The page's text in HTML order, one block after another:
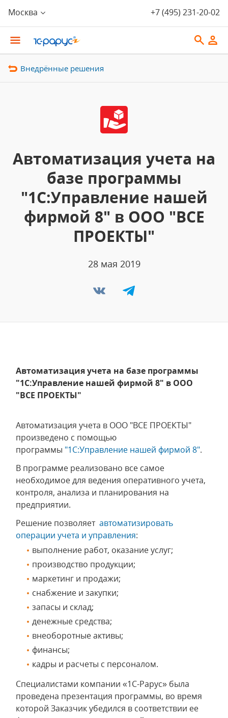
Москва +7 (495) 231-20-02
Внедрённые решения
Автоматизация учета на
базе программы
"1С:Управление нашей
фирмой 8" в ООО "ВСЕ
ПРОЕКТЫ"
28 мая 2019
Автоматизация учета на базе программы
"1С:Управление нашей фирмой 8" в ООО
"ВСЕ ПРОЕКТЫ"
Автоматизация учета в ООО "ВСЕ ПРОЕКТЫ"
произведено с помощью
программы "1С:Управление нашей фирмой 8".
В программе реализовано все самое
необходимое для ведения оперативного учета,
контроля, анализа и планирования на
предприятии.
Решение позволяет автоматизировать
операции учета и управления:
выполнение работ, оказание услуг;
производство продукции;
маркетинг и продажи;
снабжение и закупки;
запасы и склад;
денежные средства;
внеоборотные активы;
финансы;
кадры и расчеты с персоналом.
Специалистами компании «1С-Рарус» была
проведена презентация программы, во время
которой Заказчик убедился в соответствии ее